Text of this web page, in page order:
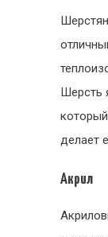
Шерсть
делает
Акрил